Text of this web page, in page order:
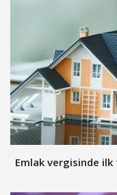
Emlak vergisinde